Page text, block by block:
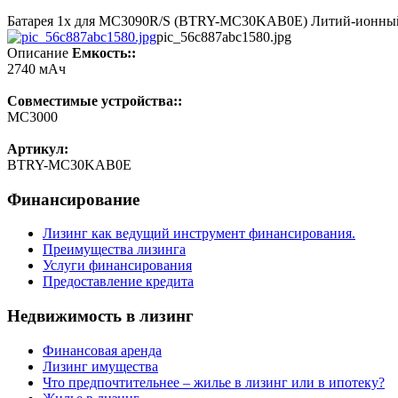
Батарея 1x для MC3090R/S (BTRY-MC30KAB0E) Литий-
pic_56c887abc1580.jpg
Описание Емкость::
2740 мАч
Совместимые устройства::
MC3000
Артикул:
BTRY-MC30KAB0E
Финансирование
Лизинг как ведущий инструмент финансирования.
Преимущества лизинга
Услуги финансирования
Предоставление кредита
Недвижимость в лизинг
Финансовая аренда
Лизинг имущества
Что предпочтительнее – жилье в лизинг или в ипотеку?